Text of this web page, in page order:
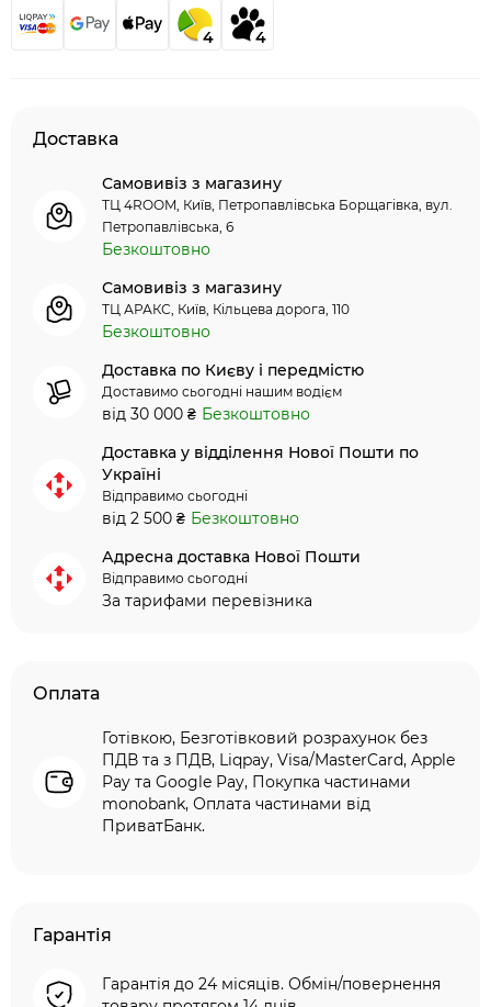
4 4
Доставка
Самовивіз з магазину
ТЦ 4ROOM, Київ, Петропавлівська Борщагівка, вул.
Петропавлівська, 6
Безкоштовно
Самовивіз з магазину
ТЦ АРАКС, Київ, Кільцева дорога, 110
Безкоштовно
Доставка по Києву і передмістю
Доставимо сьогодні нашим водієм
від 30 000 ₴ Безкоштовно
Доставка у відділення Нової Пошти по
Україні
Відправимо сьогодні
від 2 500 ₴ Безкоштовно
Адресна доставка Нової Пошти
Відправимо сьогодні
За тарифами перевізника
Оплата
Готівкою, Безготівковий розрахунок без
ПДВ та з ПДВ, Liqpay, Visa/MasterCard, Apple
Pay та Google Pay, Покупка частинами
monobank, Оплата частинами від
ПриватБанк.
Гарантія
Гарантія до 24 місяців. Обмін/повернення